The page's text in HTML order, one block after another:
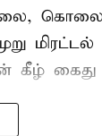
கொலை
கீழ் கைது